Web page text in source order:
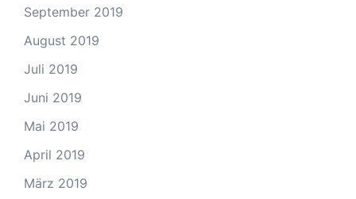
September 2019
August 2019
Juli 2019
Juni 2019
Mai 2019
April 2019
März 2019